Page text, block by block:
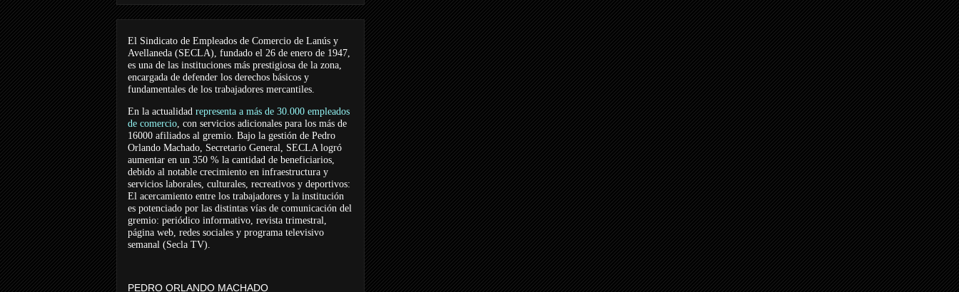
El Sindicato de Empleados de Comercio de Lanús y
Avellaneda (SECLA), fundado el 26 de enero de 1947,
es una de las instituciones más prestigiosa de la zona,
encargada de defender los derechos básicos y
fundamentales de los trabajadores mercantiles.
En la actualidad representa a más de 30.000 empleados
de comercio, con servicios adicionales para los más de
16000 afiliados al gremio. Bajo la gestión de Pedro
Orlando Machado, Secretario General, SECLA logró
aumentar en un 350 % la cantidad de beneficiarios,
debido al notable crecimiento en infraestructura y
servicios laborales, culturales, recreativos y deportivos:
El acercamiento entre los trabajadores y la institución
es potenciado por las distintas vías de comunicación del
gremio: periódico informativo, revista trimestral,
página web, redes sociales y programa televisivo
semanal (Secla TV).
PEDRO ORLANDO MACHADO